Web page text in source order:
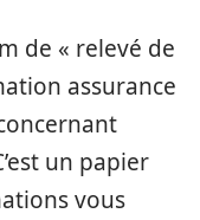
de « relevé de
assurance
un papier
vous